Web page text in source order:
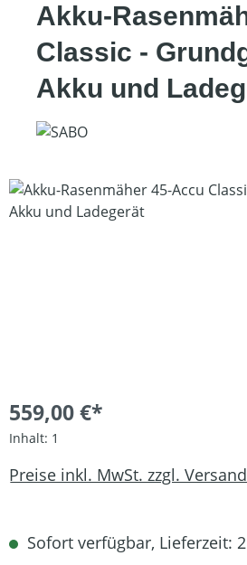
Akku-
Classic -
Akku und
Bildergalerie überspringen
559,00 €*
Inhalt: 1
Preise inkl. MwSt. zzgl.
Sofort verfügbar, Lieferzeit: